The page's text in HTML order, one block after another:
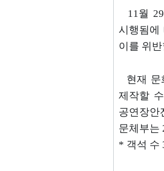
11월29
시행됨에
이를 위
현재 문
제작할
공연장안
문체부는
* 객석 수